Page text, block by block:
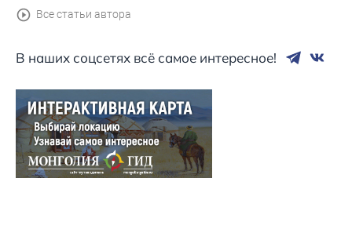
Все статьи автора
В наших соцсетях всё самое интересное!